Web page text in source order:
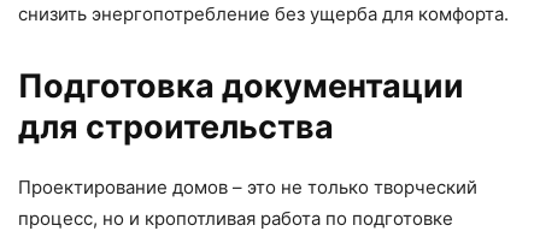
снизить энергопотребление без ущерба для комфорта.
Подготовка документации
для строительства
Проектирование домов – это не только творческий
процесс, но и кропотливая работа по подготовке